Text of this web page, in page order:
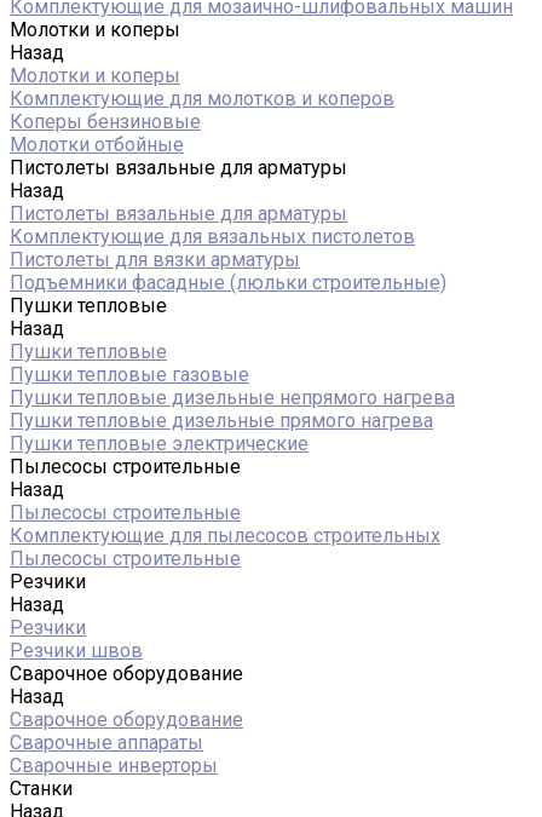
Комплектующие для мозаично-шлифовальных машин
Молотки и коперы
Назад
Молотки и коперы
Комплектующие для молотков и коперов
Коперы бензиновые
Молотки отбойные
Пистолеты вязальные для арматуры
Назад
Пистолеты вязальные для арматуры
Комплектующие для вязальных пистолетов
Пистолеты для вязки арматуры
Подъемники фасадные (люльки строительные)
Пушки тепловые
Назад
Пушки тепловые
Пушки тепловые газовые
Пушки тепловые дизельные непрямого нагрева
Пушки тепловые дизельные прямого нагрева
Пушки тепловые электрические
Пылесосы строительные
Назад
Пылесосы строительные
Комплектующие для пылесосов строительных
Пылесосы строительные
Резчики
Назад
Резчики
Резчики швов
Сварочное оборудование
Назад
Сварочное оборудование
Сварочные аппараты
Сварочные инверторы
Станки
Назад